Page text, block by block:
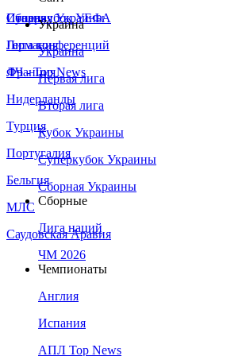
Сборная Украины
Италия
Германия
Франция
Нидерланды
Турция
Португалия
Бельгия
МЛС
Саудовская Аравия
Суперкубок УЕФА
Лига конференций
ЛЧ - Top News
Украина
Украина
Первая лига
Вторая лига
Кубок Украины
Суперкубок Украины
Сборная Украины
Сборные
Лига наций
ЧМ 2026
Чемпионаты
Англия
Испания
АПЛ Top News